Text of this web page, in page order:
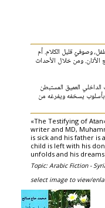
وصوفيّ قليل الكلام. أم
الأتان. ومن خلال الأحداث
العميق المستبطن
بأسلوب يسخفه ويفرغه من
«The Testifying of
writer and MD,
is sick and his father
child is left with his
unfolds and his
Topic: Arabic Fiction -
select image to view/